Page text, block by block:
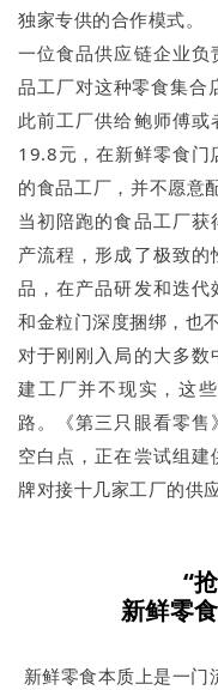
独家专供的合作模式。
一位食品供应链企业负
品工厂对这种零食集合
此前工厂供给鲍师傅
19.8元，在新鲜零食门
的食品工厂，并不愿意
当初陪跑的食品工厂
产流程，形成了极致
品，在产品研发和迭
和金粒门深度捆绑，也
对于刚刚入局的大多数
建工厂并不现实，这
路。《第三只眼看零
空白点，正在尝试组
牌对接十几家工厂的供
“
新鲜零
新鲜零食本质上是一门